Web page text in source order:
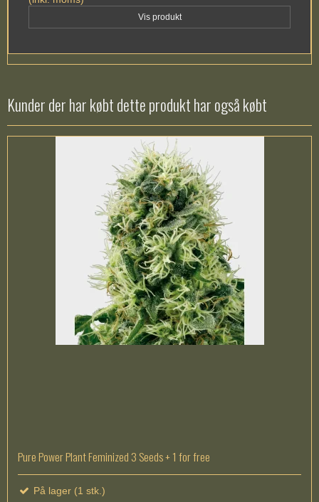
Vis produkt
Kunder der har købt dette produkt har også købt
Pure Power Plant Feminized 3 Seeds + 1 for free
På lager (1 stk.)